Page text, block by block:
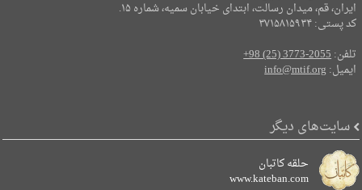
ایران، قم، میدان رسالت، ابتدای خیابان سمیه، شماره ۱۵.
کد پستی: ۳۷۱۵۸۱۵۹۳۴
تلفن:+98 (25) 3773-2055
ایمیل:info@mtif.org
سایت‌های دیگر
حلقه کاتبان
www.kateban.com